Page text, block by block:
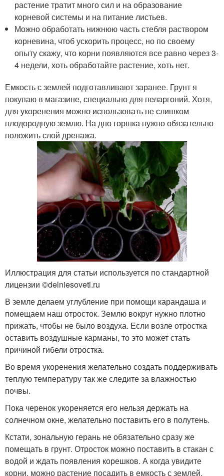
растение тратит много сил и на образование
корневой системы и на питание листьев.
Можно обработать нижнюю часть стебля раствором
корневина, чтоб ускорить процесс, но по своему
опыту скажу, что корни появляются все равно через 3-
4 недели, хоть обработайте растение, хоть нет.
Емкость с землей подготавливают заранее. Грунт я
покупаю в магазине, специально для пеларгоний. Хотя,
для укоренения можно использовать не слишком
плодородную землю. На дно горшка нужно обязательно
положить слой дренажа.
Иллюстрация для статьи используется по стандартной
лицензии ©delniesoveti.ru
В земле делаем углубление при помощи карандаша и
помещаем наш отросток. Землю вокруг нужно плотно
прижать, чтобы не было воздуха. Если возле отростка
оставить воздушные карманы, то это может стать
причиной гибели отростка.
Во время укоренения желательно создать поддерживать
теплую температуру так же следите за влажностью
почвы.
Пока черенок укореняется его нельзя держать на
солнечном окне, желательно поставить его в полутень.
Кстати, зональную герань не обязательно сразу же
помещать в грунт. Отросток можно поставить в стакан с
водой и ждать появления корешков. А когда увидите
корни, можно растение посадить в емкость с землей.